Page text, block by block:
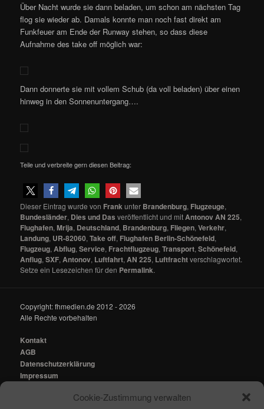
Cookie-Zustimmung verwalten
Über Nacht wurde sie dann beladen, um schon am nächsten Tag
flog sie wieder ab. Damals konnte man noch fast direkt am
Funkfeuer am Ende der Runway stehen, so dass diese
Aufnahme des take off möglich war:
Dann donnerte sie mit vollem Schub (da voll beladen) über einen
hinweg in den Sonnenuntergang….
Teile und verbreite gern diesen Beitrag:
Dieser Eintrag wurde von Frankunter Brandenburg, Flugzeuge,
Bundesländer, Dies und Das veröffentlicht und mitAntonov AN 225,
Flughafen,Mrija, Deutschland, Brandenburg, Fliegen,Verkehr,
Landung, UR-82060,Take off, Flughafen Berlin-Schönefeld,
Flugzeug, Abflug,Service, Frachtflugzeug,Transport,Schönefeld,
Anflug,SXF, Antonov, Luftfahrt, AN 225, Luftfrachtverschlagwortet.
Setze ein Lesezeichen für den Permalink.
Copyright: fhmedien.de 2012 - 2026
Alle Rechte vorbehalten
Kontakt
AGB
Datenschutzerklärung
Impressum
mail@fhmedien.de